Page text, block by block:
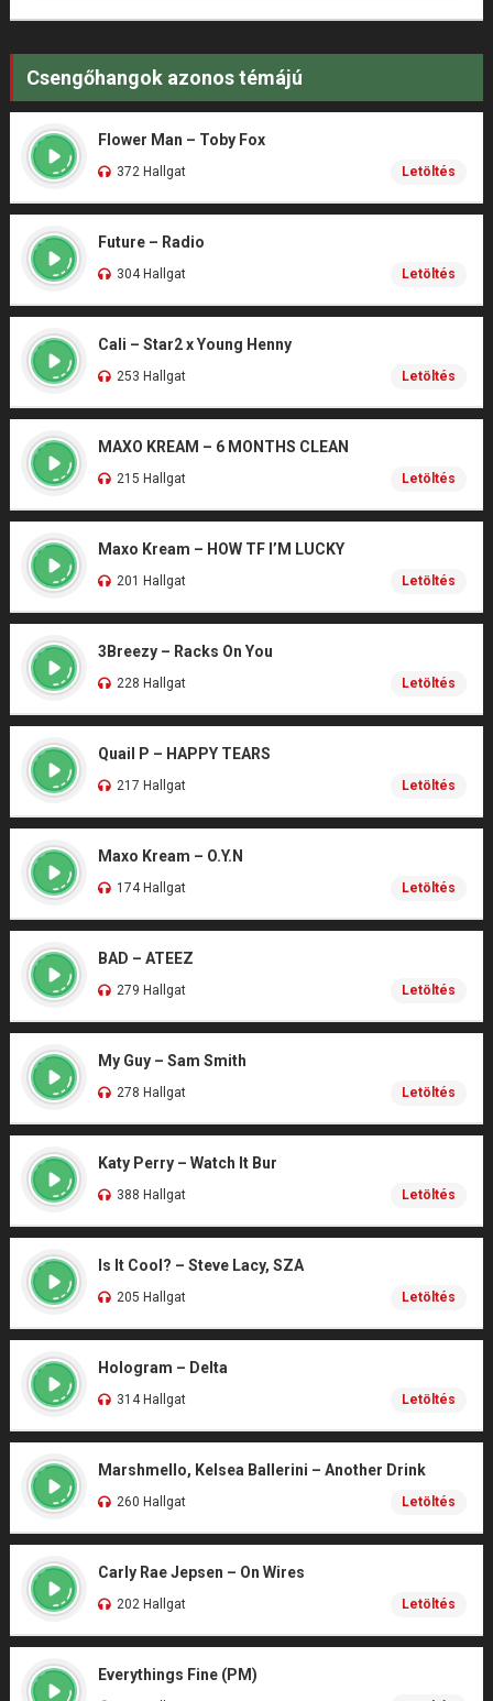
Csengőhangok azonos témájú
Flower Man – Toby Fox
372 Hallgat Letöltés
Future – Radio
304 Hallgat Letöltés
Cali – Star2 x Young Henny
253 Hallgat Letöltés
MAXO KREAM – 6 MONTHS CLEAN
215 Hallgat Letöltés
Maxo Kream – HOW TF I’M LUCKY
201 Hallgat Letöltés
3Breezy – Racks On You
228 Hallgat Letöltés
Quail P – HAPPY TEARS
217 Hallgat Letöltés
Maxo Kream – O.Y.N
174 Hallgat Letöltés
BAD – ATEEZ
279 Hallgat Letöltés
My Guy – Sam Smith
278 Hallgat Letöltés
Katy Perry – Watch It Bur
388 Hallgat Letöltés
Is It Cool? – Steve Lacy, SZA
205 Hallgat Letöltés
Hologram – Delta
314 Hallgat Letöltés
Marshmello, Kelsea Ballerini – Another Drink
260 Hallgat Letöltés
Carly Rae Jepsen – On Wires
202 Hallgat Letöltés
Everythings Fine (PM)